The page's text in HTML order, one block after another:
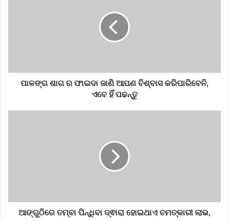
ପାଳଙ୍ଗ ଶାଗ ର ଫାଇଦା ଜାଣି ଆପଣ ବିଶ୍ବାସ କରିପାରିବେନି,
ଏବେ ହିଁ ପଢନ୍ତୁ
ଆଙ୍ଗୁଠିରେ ତମ୍ବା ପିନ୍ଧିବା ଦ୍ଵାରା ହୋଇଥାଏ ଚମତ୍କାରୀ ଲାଭ,